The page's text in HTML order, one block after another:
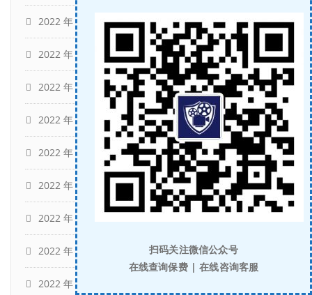
2022 年 10 月 (7)
2022 年 9 月 (12)
2022 年 8 月 (12)
2022 年 7 月 (12)
2022 年 6 月 (13)
2022 年 5 月
2022 年 4 月
2022 年 3 月
2022 年 2 月
扫码关注微信公众号
在线查询保费 | 在线咨询客服